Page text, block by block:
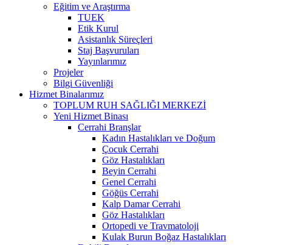
Eğitim ve Araştırma
TUEK
Etik Kurul
Asistanlık Süreçleri
Staj Başvuruları
Yayınlarımız
Projeler
Bilgi Güvenliği
Hizmet Binalarımız
TOPLUM RUH SAĞLIĞI MERKEZİ
Yeni Hizmet Binası
Cerrahi Branşlar
Kadın Hastalıkları ve Doğum
Çocuk Cerrahi
Göz Hastalıkları
Beyin Cerrahi
Genel Cerrahi
Göğüs Cerrahi
Kalp Damar Cerrahi
Göz Hastalıkları
Ortopedi ve Travmatoloji
Kulak Burun Boğaz Hastalıkları